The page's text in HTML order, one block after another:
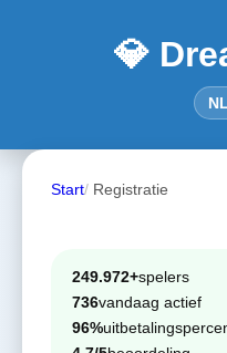
💎
Start Registratie
249.972+spelers
736vandaag actief
96%